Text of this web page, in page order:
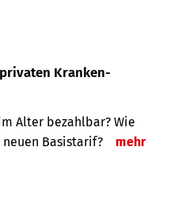
Kranken­
Alter bezahlbar? Wie
Basistarif?
mehr